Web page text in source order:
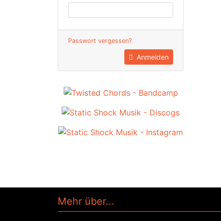
Passwort vergessen?
Anmelden
Mehr über...